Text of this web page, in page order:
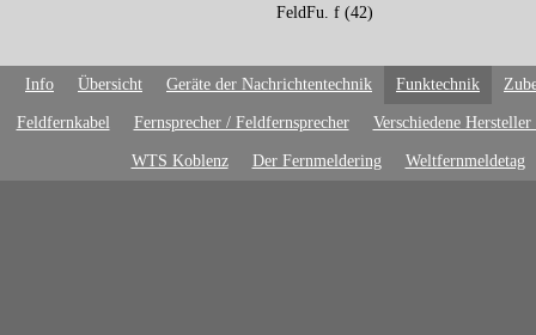
FeldFu. f (42)
Info Übersicht Geräte der Nachrichtentechnik Funktechnik
Feldfernkabel Fernsprecher / Feldfernsprecher Verschiedene
WTS Koblenz Der Fernmeldering Weltfernmeldetag